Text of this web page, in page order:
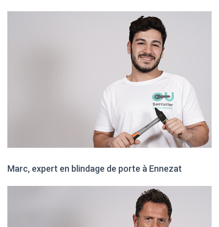
Marc, expert en blindage de porte à Ennezat